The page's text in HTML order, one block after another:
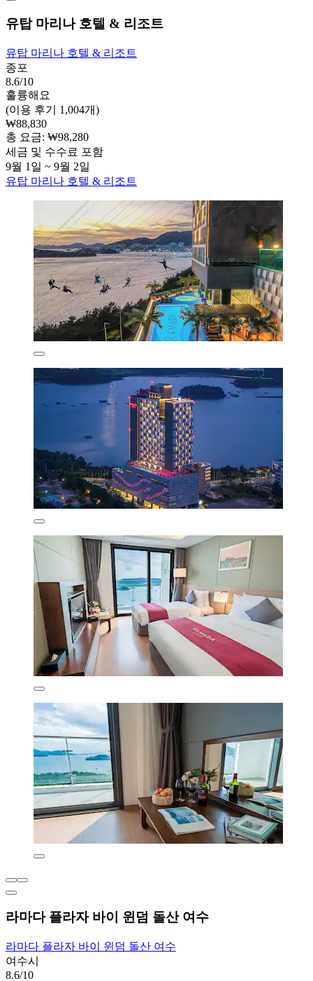
유탑 마리나 호텔 & 리조트
유탑 마리나 호텔 & 리조트
종포
8.6/10
훌륭해요
(이용 후기 1,004개)
₩88,830
총 요금: ₩98,280
세금 및 수수료 포함
9월 1일 ~ 9월 2일
유탑 마리나 호텔 & 리조트
라마다 플라자 바이 윈덤 돌산 여수
라마다 플라자 바이 윈덤 돌산 여수
여수시
8.6/10